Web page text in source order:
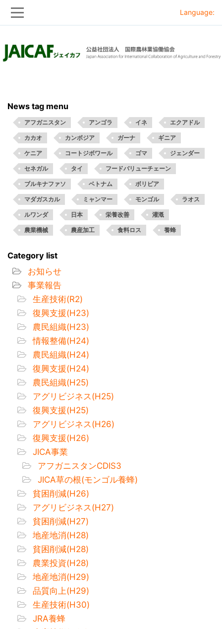
to
to
Language:
News tag menu
アフガニスタン アンゴラ イネ エクアドル
カカオ カンボジア ガーナ ギニア
ケニア コートジボワール ゴマ ジェンダー
セネガル タイ フードバリューチェーン
ブルキナファソ ベトナム ボリビア
マダガスカル ミャンマー モンゴル ラオス
ルワンダ 日本 栄養改善 灌漑
農業機械 農産加工 食料ロス 養蜂
Category list
お知らせ
事業報告
生産技術(R2)
復興支援(H23)
農民組織(H23)
情報整備(H24)
農民組織(H24)
復興支援(H24)
農民組織(H25)
アグリビジネス(H25)
復興支援(H25)
アグリビジネス(H26)
復興支援(H26)
JICA事業
アフガニスタンCDIS3
JICA草の根(モンゴル養蜂)
貧困削減(H26)
アグリビジネス(H27)
貧困削減(H27)
地産地消(H28)
貧困削減(H28)
農業投資(H28)
地産地消(H29)
品質向上(H29)
生産技術(H30)
JRA養蜂